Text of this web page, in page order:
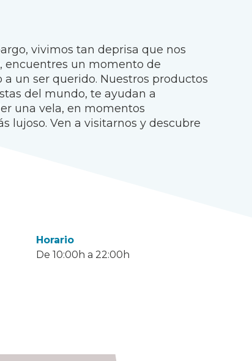
vivimos tan deprisa que nos
encuentres un momento de
un ser querido. Nuestros productos
del mundo, te ayudan a
una vela, en momentos
lujoso. Ven a visitarnos y descubre
Horario
De 10:00h a 22:00h